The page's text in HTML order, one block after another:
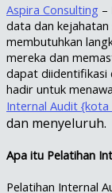
Aspira Consulting –
data dan
membutuhkan
mereka dan
dapat diidentifikasi
hadir untuk
Internal Audit
dan menyeluruh.
Apa itu Pelatihan
Pelatihan Internal